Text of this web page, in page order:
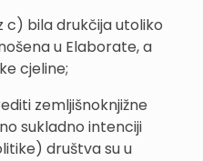
c) bila drukčija utoliko
u Elaborate, a
cjeline;
zemljišnoknjižne
sukladno intenciji
društva su u